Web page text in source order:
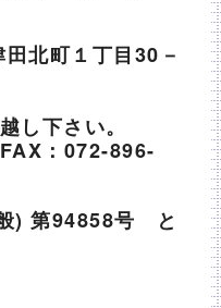
北町１丁目30－
し下さい。
：072-896-
) 第94858号 と